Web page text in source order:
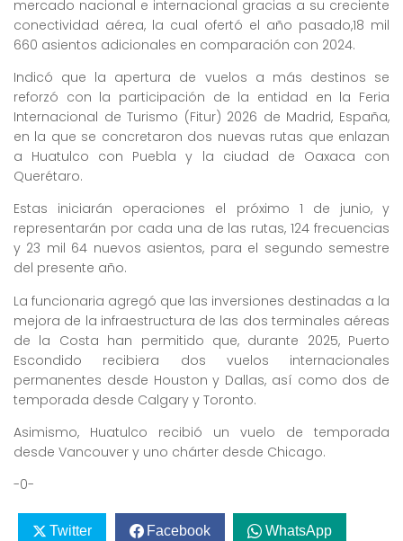
mercado nacional e internacional gracias a su creciente
conectividad aérea, la cual ofertó el año pasado,18 mil
660 asientos adicionales en comparación con 2024.
Indicó que la apertura de vuelos a más destinos se
reforzó con la participación de la entidad en la Feria
Internacional de Turismo (Fitur) 2026 de Madrid, España,
en la que se concretaron dos nuevas rutas que enlazan
a Huatulco con Puebla y la ciudad de Oaxaca con
Querétaro.
Estas iniciarán operaciones el próximo 1 de junio, y
representarán por cada una de las rutas, 124 frecuencias
y 23 mil 64 nuevos asientos, para el segundo semestre
del presente año.
La funcionaria agregó que las inversiones destinadas a la
mejora de la infraestructura de las dos terminales aéreas
de la Costa han permitido que, durante 2025, Puerto
Escondido recibiera dos vuelos internacionales
permanentes desde Houston y Dallas, así como dos de
temporada desde Calgary y Toronto.
Asimismo, Huatulco recibió un vuelo de temporada
desde Vancouver y uno chárter desde Chicago.
-0-
Twitter Facebook WhatsApp